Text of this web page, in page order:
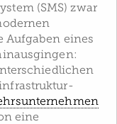
(SMS) zwar
Aufgaben eines
eine